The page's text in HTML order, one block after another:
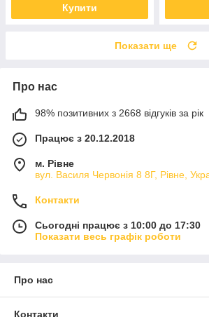
Купити
Показати ще
Про нас
98% позитивних з 2668 відгуків за рік
Працює з 20.12.2018
м. Рівне
вул. Василя Червонія 8 8Г, Рівне,
Контакти
Сьогодні працює з 10:00 до 17:30
Показати весь графік роботи
Про нас
Контакти